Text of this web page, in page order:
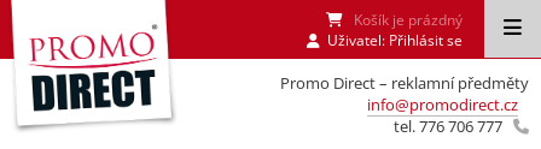
Promo Direct – reklamní předměty
info@promodirect.cz
tel. 776 706 777
Košík je prázdný
Uživatel: Přihlásit se